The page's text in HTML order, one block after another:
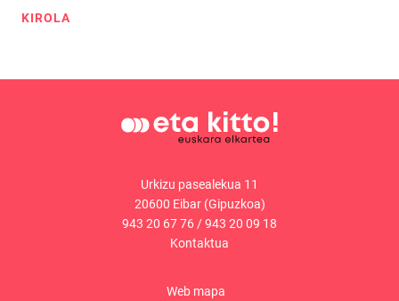
KIROLA
Urkizu pasealekua 11
20600 Eibar (Gipuzkoa)
943 20 67 76 /943 20 09 18
Kontaktua
Web mapa